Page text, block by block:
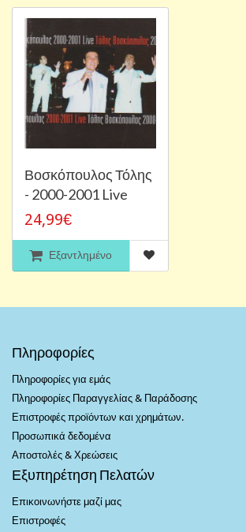
Βοσκόπουλος Τόλης
- 2000-2001 Live
24,99€
Εξαντλημένο
Πληροφορίες
Πληροφορίες για εμάς
Πληροφορίες Παραγγελίας & Παράδοσης
Επιστροφές προϊόντων και χρημάτων.
Προσωπικά δεδομένα
Αποστολές & Χρεώσεις
Εξυπηρέτηση Πελατών
Επικοινωνήστε μαζί μας
Επιστροφές